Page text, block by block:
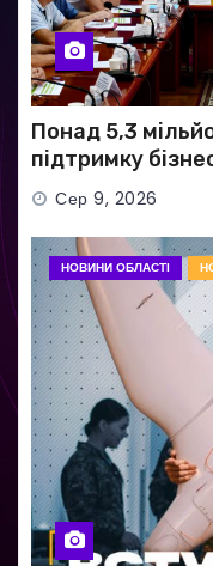
Понад 5,3
підтримку
Сер 9, 2026
НОВИНИ ОБЛАСТІ